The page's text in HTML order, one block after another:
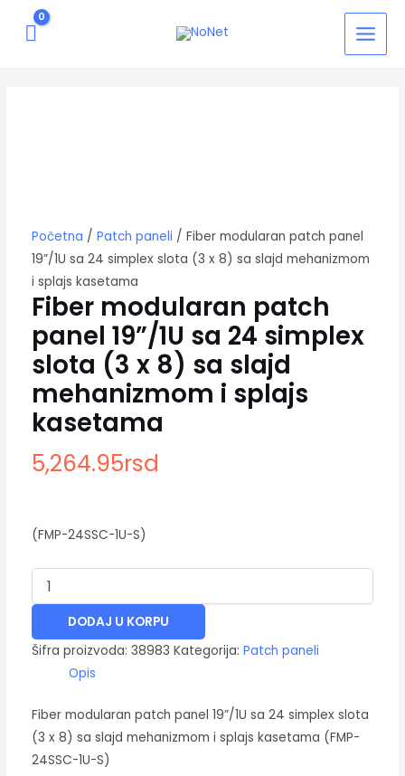
MAIN
MENU
Početna / Patch paneli / Fiber modularan patch panel
19”/1U sa 24 simplex slota (3 x 8) sa slajd mehanizmom
i splajs kasetama
Fiber modularan patch
panel 19”/1U sa 24 simplex
slota (3 x 8) sa slajd
mehanizmom i splajs
kasetama
5,264.95rsd
(FMP-24SSC-1U-S)
(3
x
8)
sa
slajd
mehanizmom
splajs
kasetama
količina
DODAJ U KORPU
Šifra proizvoda: 38983 Kategorija: Patch paneli
Opis
Fiber modularan patch panel 19”/1U sa 24 simplex slota
(3 x 8) sa slajd mehanizmom i splajs kasetama (FMP-
24SSC-1U-S)